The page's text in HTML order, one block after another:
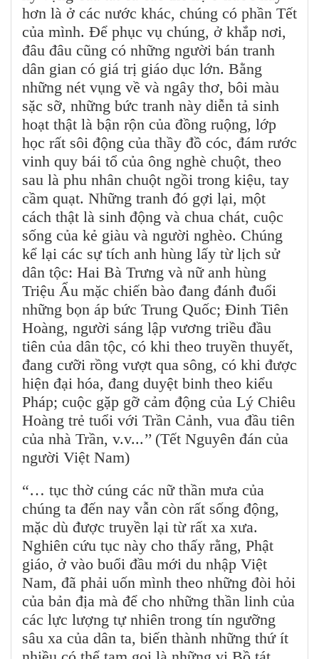
hơn là ở các nước khác, chúng có phần Tết
của mình. Để phục vụ chúng, ở khắp nơi,
đâu đâu cũng có những người bán tranh
dân gian có giá trị giáo dục lớn. Bằng
những nét vụng về và ngây thơ, bôi màu
sặc sỡ, những bức tranh này diễn tả sinh
hoạt thật là bận rộn của đồng ruộng, lớp
học rất sôi động của thầy đồ cóc, đám rước
vinh quy bái tổ của ông nghè chuột, theo
sau là phu nhân chuột ngồi trong kiệu, tay
cầm quạt. Những tranh đó gợi lại, một
cách thật là sinh động và chua chát, cuộc
sống của kẻ giàu và người nghèo. Chúng
kể lại các sự tích anh hùng lấy từ lịch sử
dân tộc: Hai Bà Trưng và nữ anh hùng
Triệu Ẩu mặc chiến bào đang đánh đuổi
những bọn áp bức Trung Quốc; Đinh Tiên
Hoàng, người sáng lập vương triều đầu
tiên của dân tộc, có khi theo truyền thuyết,
đang cưỡi rồng vượt qua sông, có khi được
hiện đại hóa, đang duyệt binh theo kiểu
Pháp; cuộc gặp gỡ cảm động của Lý Chiêu
Hoàng trẻ tuổi với Trần Cảnh, vua đầu tiên
của nhà Trần, v.v...’’ (Tết Nguyên đán của
người Việt Nam)
“… tục thờ cúng các nữ thần mưa của
chúng ta đến nay vẫn còn rất sống động,
mặc dù được truyền lại từ rất xa xưa.
Nghiên cứu tục này cho thấy rằng, Phật
giáo, ở vào buổi đầu mới du nhập Việt
Nam, đã phải uốn mình theo những đòi hỏi
của bản địa mà để cho những thần linh của
các lực lượng tự nhiên trong tín ngưỡng
sâu xa của dân ta, biến thành những thứ ít